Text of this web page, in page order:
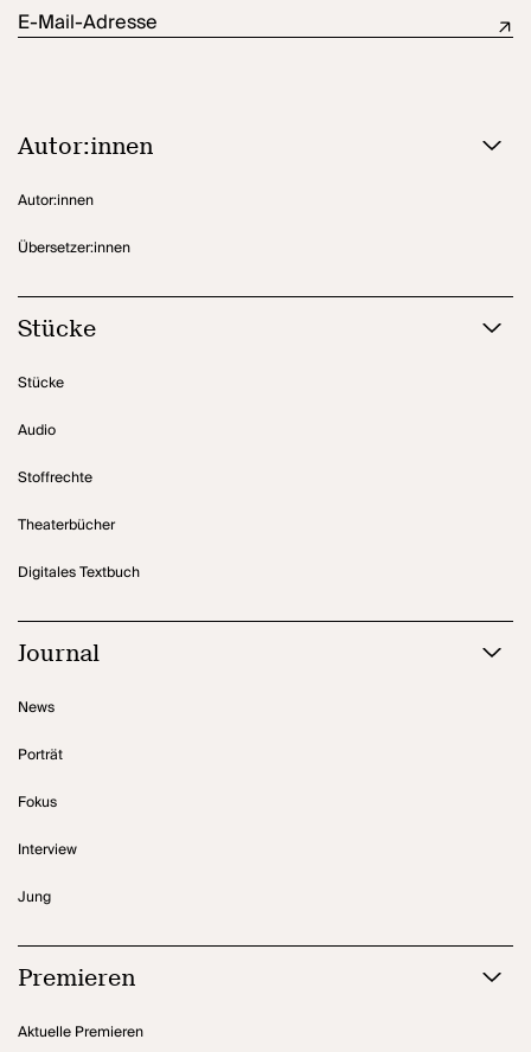
E-Mail-Adresse
Autor:innen
Autor:innen
Übersetzer:innen
Stücke
Stücke
Audio
Stoffrechte
Theaterbücher
Digitales Textbuch
Journal
News
Porträt
Fokus
Interview
Jung
Premieren
Aktuelle Premieren